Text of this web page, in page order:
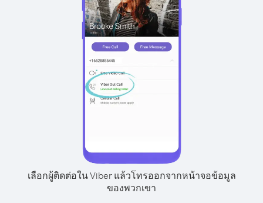
เลือกผู้ติดต่อใน Viber แล้วโทรออกจากหน้าจอข้อมูล
ของพวกเขา